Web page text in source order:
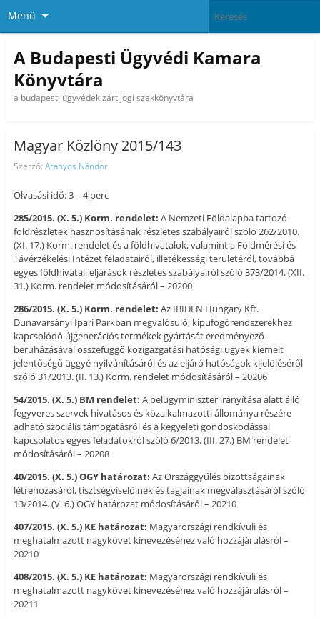
Menü
A Budapesti Ügyvédi Kamara
Könyvtára
a budapesti ügyvédek zárt jogi szakkönyvtára
Magyar Közlöny 2015/143
Szerző: Aranyos Nándor
Olvasási idő: 3 – 4 perc
285/2015. (X. 5.) Korm. rendelet: A Nemzeti Földalapba tartozó
földrészletek hasznosításának részletes szabályairól szóló 262/2010.
(XI. 17.) Korm. rendelet és a földhivatalok, valamint a Földmérési és
Távérzékelési Intézet feladatairól, illetékességi területéről, továbbá
egyes földhivatali eljárások részletes szabályairól szóló 373/2014. (XII.
31.) Korm. rendelet módosításáról – 20200
286/2015. (X. 5.) Korm. rendelet: Az IBIDEN Hungary Kft.
Dunavarsányi Ipari Parkban megvalósuló, kipufogórendszerekhez
kapcsolódó újgenerációs termékek gyártását eredményező
beruházásával összefüggő közigazgatási hatósági ügyek kiemelt
jelentőségű üggyé nyilvánításáról és az eljáró hatóságok kijelöléséről
szóló 31/2013. (II. 13.) Korm. rendelet módosításáról – 20206
54/2015. (X. 5.) BM rendelet: A belügyminiszter irányítása alatt álló
fegyveres szervek hivatásos és közalkalmazotti állománya részére
adható szociális támogatásról és a kegyeleti gondoskodással
kapcsolatos egyes feladatokról szóló 6/2013. (III. 27.) BM rendelet
módosításáról – 20208
40/2015. (X. 5.) OGY határozat: Az Országgyűlés bizottságainak
létrehozásáról, tisztségviselőinek és tagjainak megválasztásáról szóló
13/2014. (V. 6.) OGY határozat módosításáról – 20210
407/2015. (X. 5.) KE határozat: Magyarországi rendkívüli és
meghatalmazott nagykövet kinevezéséhez való hozzájárulásról –
20210
408/2015. (X. 5.) KE határozat: Magyarországi rendkívüli és
meghatalmazott nagykövet kinevezéséhez való hozzájárulásról –
20211